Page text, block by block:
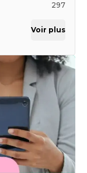
297
Voir plus